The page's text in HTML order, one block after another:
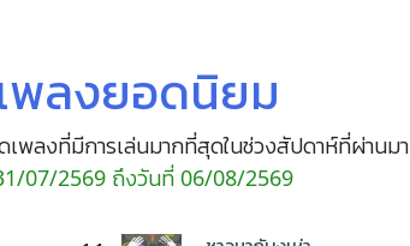
พลงยอดนิยม
พลงที่มีการเล่นมากที่สุดในช่วงสัปดาห์ที่ผ่านมา
07/2569 ถึงวันที่ 06/08/2569